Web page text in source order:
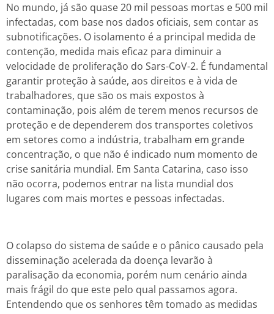
No mundo, já são quase 20 mil pessoas mortas e 500 mil
infectadas, com base nos dados oficiais, sem contar as
subnotificações. O isolamento é a principal medida de
contenção, medida mais eficaz para diminuir a
velocidade de proliferação do Sars-CoV-2. É fundamental
garantir proteção à saúde, aos direitos e à vida de
trabalhadores, que são os mais expostos à
contaminação, pois além de terem menos recursos de
proteção e de dependerem dos transportes coletivos
em setores como a indústria, trabalham em grande
concentração, o que não é indicado num momento de
crise sanitária mundial. Em Santa Catarina, caso isso
não ocorra, podemos entrar na lista mundial dos
lugares com mais mortes e pessoas infectadas.
O colapso do sistema de saúde e o pânico causado pela
disseminação acelerada da doença levarão à
paralisação da economia, porém num cenário ainda
mais frágil do que este pelo qual passamos agora.
Entendendo que os senhores têm tomado as medidas